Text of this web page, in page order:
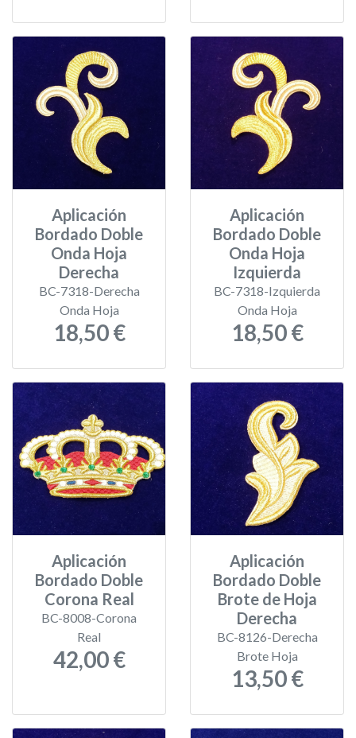
Aplicación
Bordado Doble
Onda Hoja
Derecha
BC-7318-Derecha
Onda Hoja
18,50 €
Aplicación
Bordado Doble
Onda Hoja
Izquierda
BC-7318-Izquierda
Onda Hoja
18,50 €
Aplicación
Bordado Doble
Corona Real
BC-8008-Corona
Real
42,00 €
Aplicación
Bordado Doble
Brote de Hoja
Derecha
BC-8126-Derecha
Brote Hoja
13,50 €